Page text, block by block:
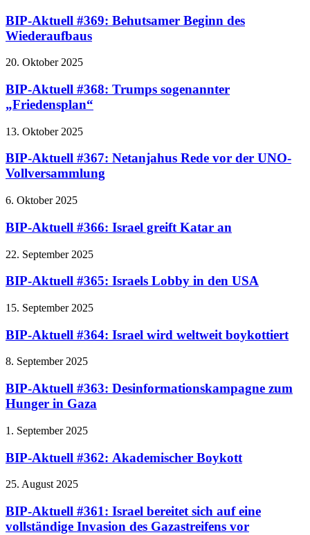
BIP-Aktuell #369: Behutsamer Beginn des
Wiederaufbaus
20. Oktober 2025
BIP-Aktuell #368: Trumps sogenannter
„Friedensplan“
13. Oktober 2025
BIP-Aktuell #367: Netanjahus Rede vor der UNO-
Vollversammlung
6. Oktober 2025
BIP-Aktuell #366: Israel greift Katar an
22. September 2025
BIP-Aktuell #365: Israels Lobby in den USA
15. September 2025
BIP-Aktuell #364: Israel wird weltweit boykottiert
8. September 2025
BIP-Aktuell #363: Desinformationskampagne zum
Hunger in Gaza
1. September 2025
BIP-Aktuell #362: Akademischer Boykott
25. August 2025
BIP-Aktuell #361: Israel bereitet sich auf eine
vollständige Invasion des Gazastreifens vor